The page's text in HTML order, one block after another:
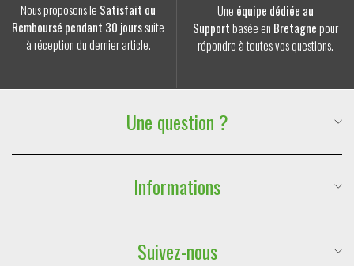
Nous proposons le Satisfait ou
Remboursé pendant 30 jourssuite
à réception du dernier article.
Une équipe dédiée au
Supportbasée en Bretagnepour
répondre à toutes vos questions.
Une question ?
Suivre ma commande
Téléphone :
06 59 88 77 47
E-mail :contact@lesdouxraveurs.fr
FAQ & Contact
Informations
Mentions légales
Suivez-nous